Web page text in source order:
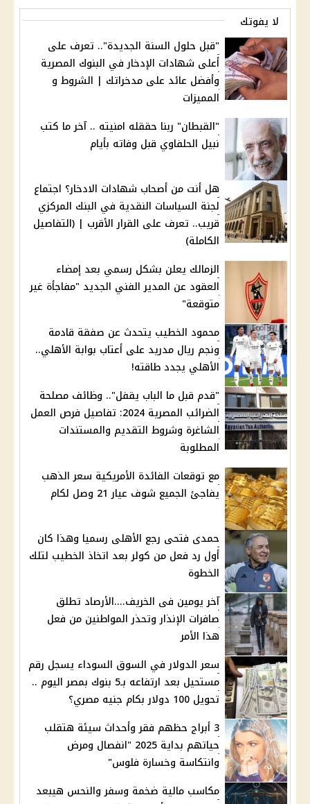
لا يفوتك
"قبل حلول السنة الجديدة".. تعرف على
أعلى شهادات الإدخار في البنوك المصرية
وأفضل عائد على مدخراتك | الشروط و
المميزات
"القبطان" ربنا حققله امنيته .. آخر ما كتب
نبيل الحلفاوي قبل وفاته بأيام
هل أنت من أصحاب شهادات الادخار؟ اجتماع
لجنة السياسات النقدية في البنك المركزي
قريب.. تعرف على القرار الأقرب | (التفاصيل
الكاملة)
الزمالك يعلن بشكل رسمي بعد إمضاء
العقود عن المدير الفني الجديد "مفاجأة غير
متوقعة"
محمود الخطيب يتحدث عن صفقة قادمة
ونجم ريال مدريد على أعتاب بوابة الأهلي..
الأهلي يجدد طاقته!
"قدم قبل ما الباب يقفل".. وظائف مصلحة
الضرائب المصرية 2024: تفاصيل فرص العمل
الشاغرة وشروط التقديم والمستندات
المطلوبة
مع توقعات الفائدة الأمريكية سعر الذهب
يفاجئ الجميع شوف عيار 21 وصل لكام
حمدى فتحى رجع الأهلى رسميا وهذا كان
أول رد فعل من كولر بعد اتخاذ الخطيب لتلك
الخطوة
آخر يومين فى الخريف....الأرصاد تطلق
صافرات الإنذار وتحذر المواطنين من فعل
هذا الأمر
سعر الدولار في السوق السوداء يسجل رقم
مستحيل بعد ارتفاعه بـ5 بنوك بمصر اليوم ..
تحويل 100 دولار بكام جنيه مصري؟
3 أبراج حظهم فقر وأحداث سيئة هتقلب
حياتهم بداية 2025 "انفصال ومرض
وانتكاسة وخسارة فلوس"
مكاسب مالية ضخمة وسفر والنحس هيبعد